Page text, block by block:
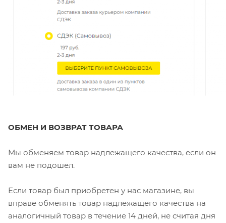
ОБМЕН И ВОЗВРАТ ТОВАРА
Мы обменяем товар надлежащего качества, если он
вам не подошел.
Если товар был приобретен у нас магазине, вы
вправе обменять товар надлежащего качества на
аналогичный товар в течение 14 дней, не считая дня